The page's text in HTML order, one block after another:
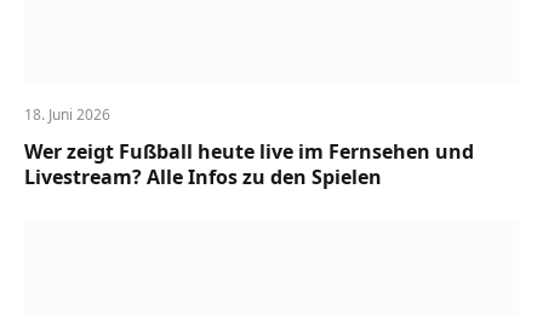
18. Juni 2026
Wer zeigt Fußball heute live im Fernsehen und
Livestream? Alle Infos zu den Spielen